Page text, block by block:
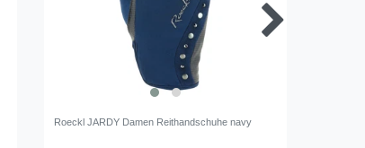
Roeckl JARDY Damen Reithandschuhe navy